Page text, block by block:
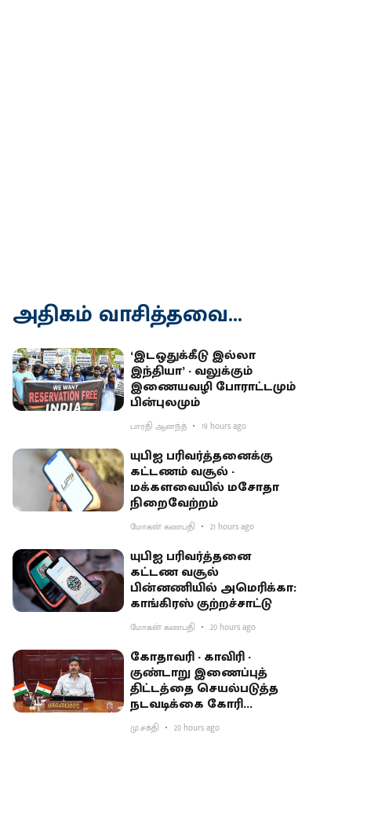
அதிகம் வாசித்தவை...
‘இடஒதுக்கீடு இல்லா
இந்தியா’ - வலுக்கும்
இணையவழி போராட்டமும்
பின்புலமும்
பாரதி ஆனந்த் 19 hours ago
யுபிஐ பரிவர்த்தனைக்கு
கட்டணம் வசூல் -
மக்களவையில் மசோதா
நிறைவேற்றம்
மோகன் கணபதி 21 hours ago
யுபிஐ பரிவர்த்தனை
கட்டண வசூல்
பின்னணியில் அமெரிக்கா:
காங்கிரஸ் குற்றச்சாட்டு
மோகன் கணபதி 20 hours ago
கோதாவரி - காவிரி -
குண்டாறு இணைப்புத்
திட்டத்தை செயல்படுத்த
நடவடிக்கை கோரி
பிரதமருக்கு முதல்வர்
விஜய் கடிதம்
மு.சக்தி 20 hours ago